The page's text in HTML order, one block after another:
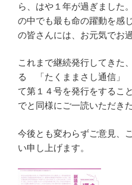
ら、はや１年が過ぎました
の中でも最も命の躍動を感
の皆さんには、お元気でお
これまで継続発行してきた
る 「たくままさし通信」
て第１４号を発行をするこ
でと同様にご一読いただき
今後とも変わらずご意見、
い申し上げます。